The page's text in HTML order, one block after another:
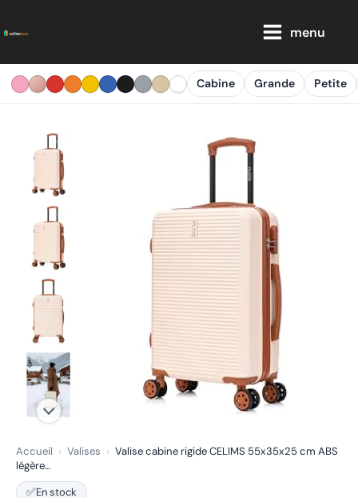
au
menu
Cabine Grande Petite
Accueil › Valises › Valise cabine rigide CELIMS 55x35x25 cm ABS
légère…
✅En stock